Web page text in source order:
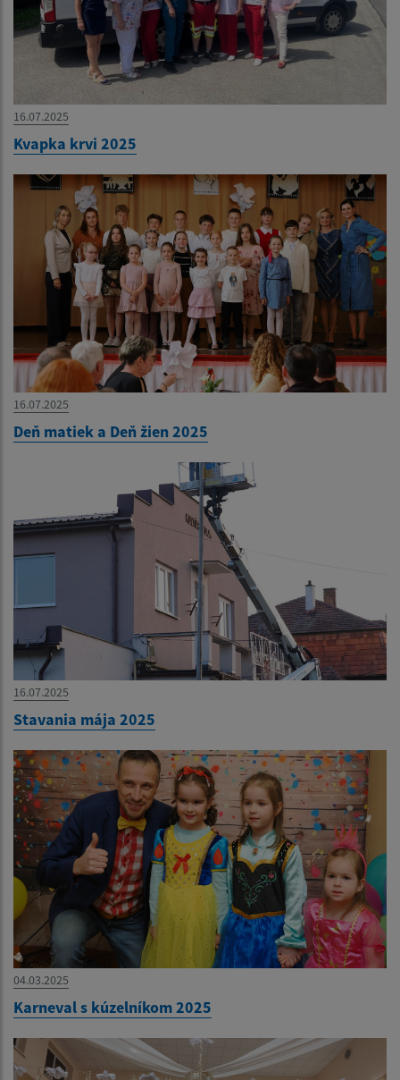
16.07.2025
Kvapka krvi 2025
16.07.2025
Deň matiek a Deň žien 2025
16.07.2025
Stavania mája 2025
04.03.2025
Karneval s kúzelníkom 2025